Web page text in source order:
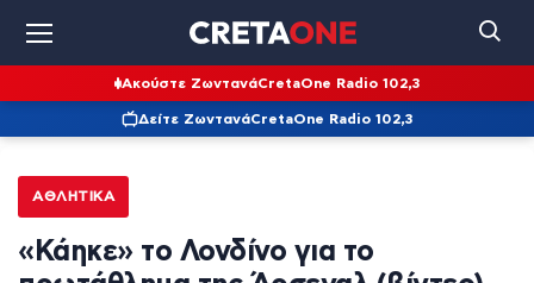
Ακούστε ΖωντανάCretaOne Radio 102,3
Δείτε ΖωντανάCretaOne Radio 102,3
ΑΘΛΗΤΙΚΆ
«Κάηκε» το Λονδίνο για το